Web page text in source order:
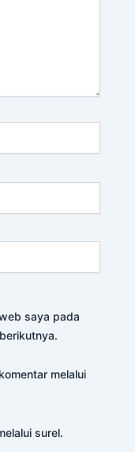
saya pada
melalui
surel.